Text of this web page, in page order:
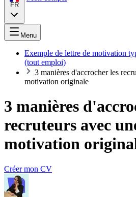
FR
Menu
Exemple de lettre de motivation
(tout emploi)
3 manières d'accrocher les
motivation originale
3 manières
recruteurs avec
motivation
Créer mon CV